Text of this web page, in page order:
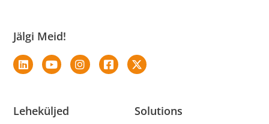
Solutions
Leheküljed
Jälgi Meid!